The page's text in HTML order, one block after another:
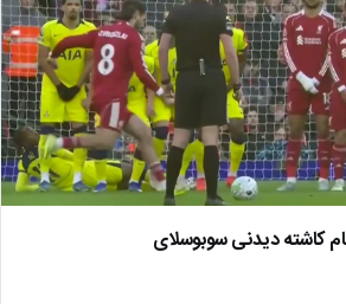
کاشته دیدنی سوبوسلای